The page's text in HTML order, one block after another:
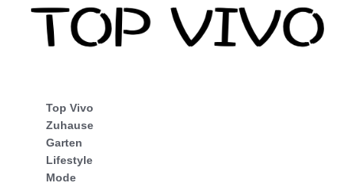
Top Vivo
Zuhause
Garten
Lifestyle
Mode